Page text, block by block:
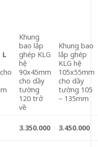
L
cho
Khung
bao lắp
ghép KLG
hệ
90x45mm
cho dầy
tường
120 trở
về
Khung bao
lắp ghép
KLG hệ
105x55mm
cho dầy
tường 105
– 135mm
3.350.000 3.450.000